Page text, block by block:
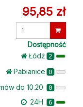
95,85 zł
Wprowadź
Dostępność
Łódż 2
Pabianice 0
do 10.20 0
24H 6